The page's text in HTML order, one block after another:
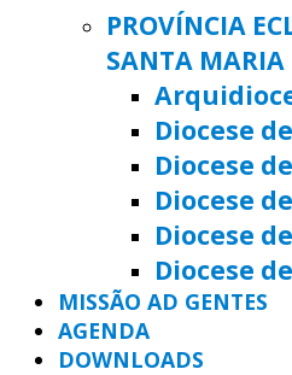
PROVÍNCIA
SANTA MARIA
Diocese
Diocese
Diocese
Diocese
Diocese
MISSÃO AD GENTES
AGENDA
DOWNLOADS